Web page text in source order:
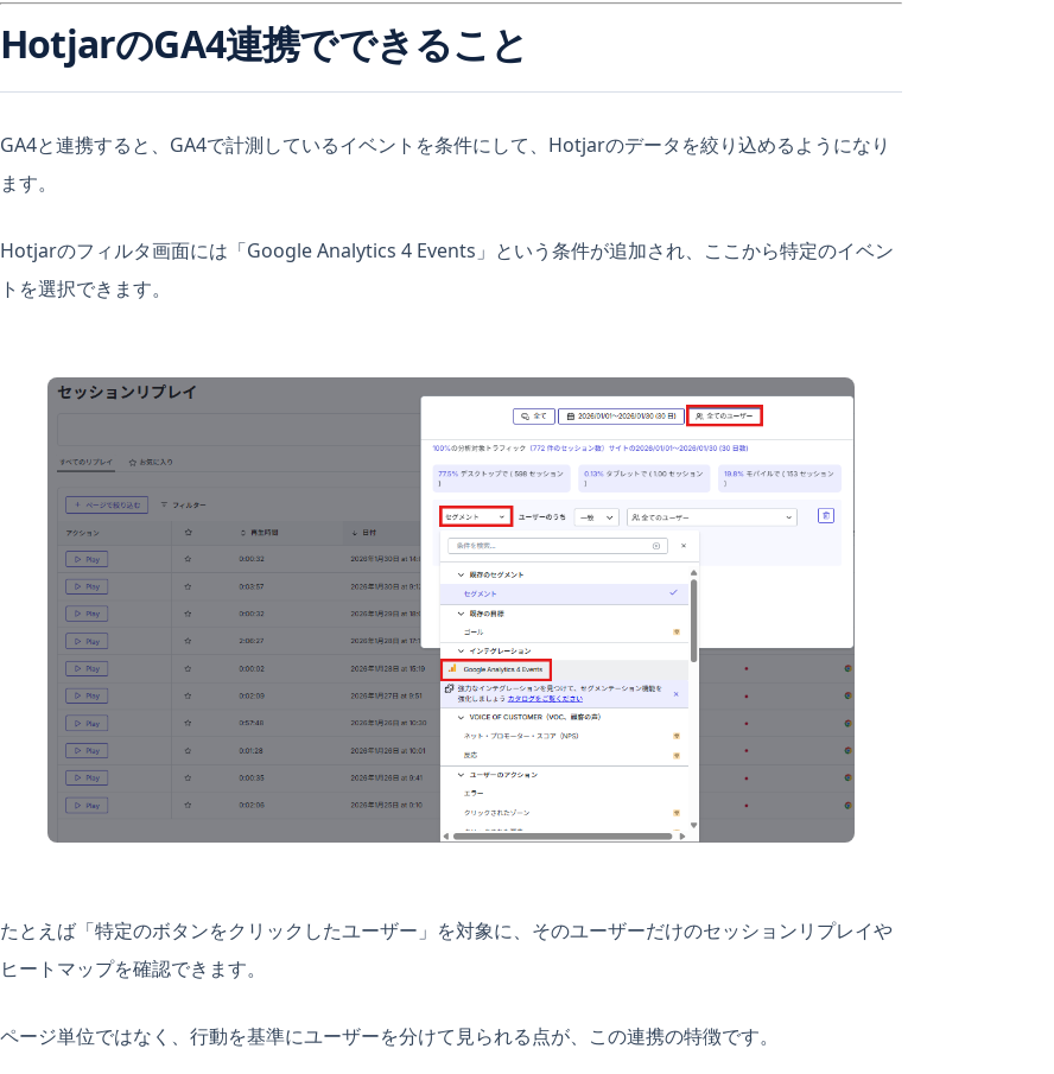
HotjarのGA4連携でできること
GA4と連携すると、GA4で計測しているイベントを条件にして、Hotjarのデータを絞り込めるようになり
ます。
Hotjarのフィルタ画面には「Google Analytics 4 Events」という条件が追加され、ここから特定のイベン
トを選択できます。
たとえば「特定のボタンをクリックしたユーザー」を対象に、そのユーザーだけのセッションリプレイや
ヒートマップを確認できます。
ページ単位ではなく、行動を基準にユーザーを分けて見られる点が、この連携の特徴です。